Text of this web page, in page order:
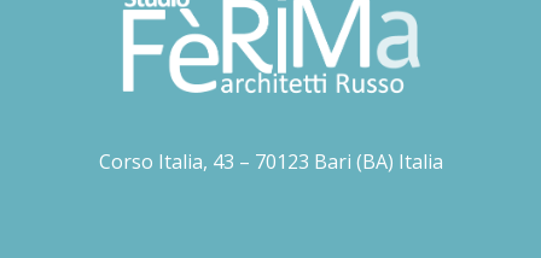
Corso Italia, 43 – 70123 Bari (BA) Italia